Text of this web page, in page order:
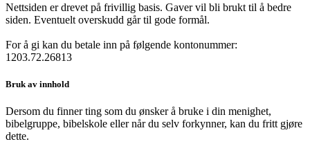
Nettsiden er drevet på frivillig basis. Gaver vil bli brukt til å bedre
siden. Eventuelt overskudd går til gode formål.
For å gi kan du betale inn på følgende kontonummer:
1203.72.26813
Bruk av innhold
Dersom du finner ting som du ønsker å bruke i din menighet,
bibelgruppe, bibelskole eller når du selv forkynner, kan du fritt gjøre
dette.